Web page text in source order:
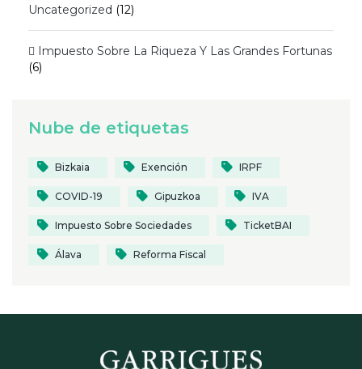
Uncategorized (12)
 Impuesto Sobre La Riqueza Y Las Grandes Fortunas
(6)
Nube de etiquetas
Bizkaia Exención IRPF
COVID-19 Gipuzkoa IVA
Impuesto Sobre Sociedades TicketBAI
Álava Reforma Fiscal